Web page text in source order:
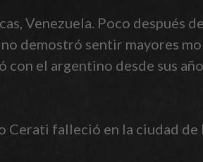
Venezuela. Poco después
demostró sentir mayores
el argentino desde sus
Cerati falleció en la ciudad de